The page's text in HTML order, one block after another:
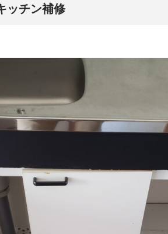
ッチン補修